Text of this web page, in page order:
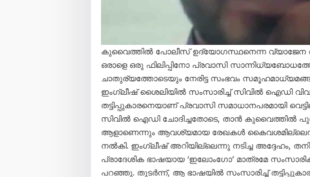
കുവൈത്തിൽ പോലീസ് ഉദ്യോഗസ്ഥനെന്ന വ്യാജേന
ഒരാളെ ഒരു ഫിലിപ്പിനോ പ്രവാസി
ചാതുര്യത്തോടെയും നേരിട്ട സംഭവം
ഇംഗ്ലീഷ് ശൈലിയിൽ സംസാരിച്ച് സിവിൽ ഐഡി
തട്ടിപ്പുകാരനെയാണ് പ്രവാസി സമാധാനപരമായി
സിവിൽ ഐഡി ചോദിച്ചതോടെ, താൻ കുവൈത്തിൽ
ആളാണെന്നും ആവശ്യമായ രേഖകൾ
നൽകി. ഇംഗ്ലീഷ് അറിയില്ലെന്നു നടിച്ച അദ്ദേഹം,
പ്രാദേശിക ഭാഷയായ ‘ഇലോംഗോ’ മാത്രമേ
പറഞ്ഞു. തുടർന്ന്, ആ ഭാഷയിൽ സംസാരിച്ച്